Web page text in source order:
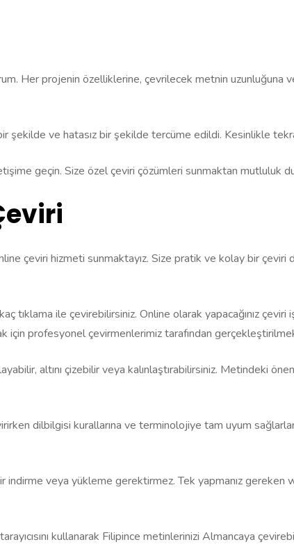
Her projenin özelliklerine, çevrilecek metnin uzunluğuna
şekilde ve hatasız bir şekilde tercüme edildi. Kesinlikle
geçin. Size özel çeviri çözümleri sunmaktan mutluluk
çeviri hizmeti sunmaktayız. Size pratik ve kolay bir çeviri
ile çevirebilirsiniz. Online olarak yapacağınız
için profesyonel çevirmenlerimiz tarafından
altını çizebilir veya kalınlaştırabilirsiniz. Metindeki
dilbilgisi kurallarına ve terminolojiye tam uyum sağlarlar.
indirme veya yükleme gerektirmez. Tek yapmanız
kullanarak Filipince metinlerinizi Almancaya